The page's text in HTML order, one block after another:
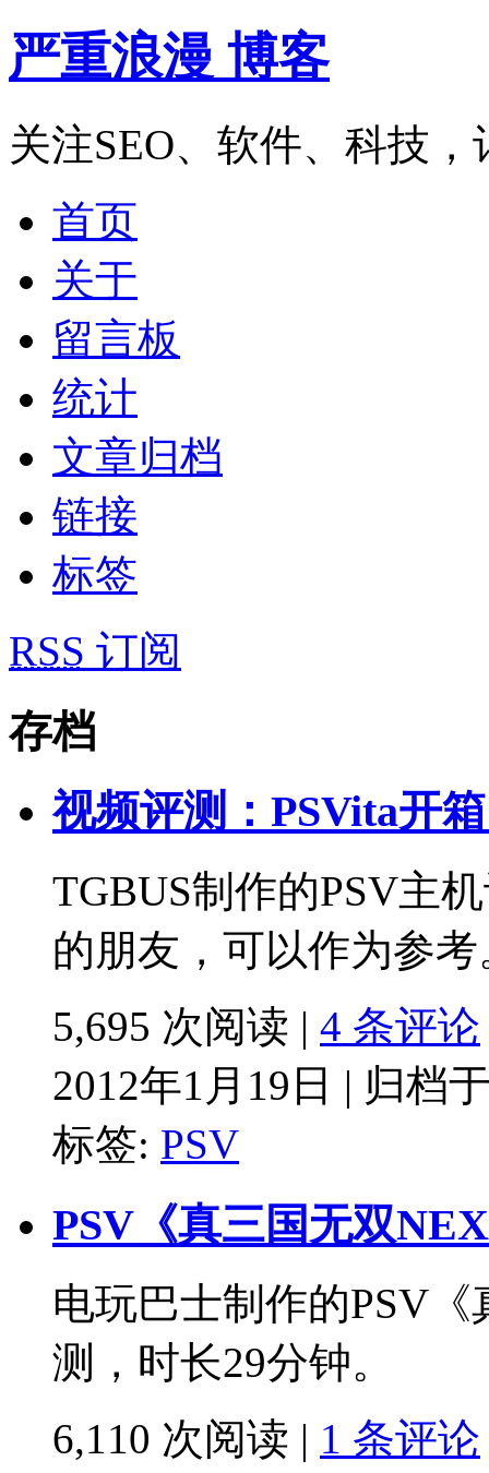
严重浪漫 博客
关注SEO、软件、科技
首页
关于
留言板
统计
文章归档
链接
标签
RSS 订阅
存档
视频评测：PSVita开
TGBUS制作的PSV主
的朋友，可以作为参
5,695 次阅读 | 4 条评论
2012年1月19日 | 归档
标签: PSV
PSV《真三国无双
电玩巴士制作的PSV
测，时长29分钟。
6,110 次阅读 | 1 条评论